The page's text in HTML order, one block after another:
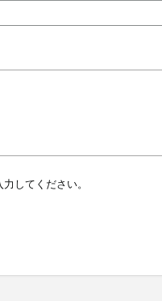
してください。